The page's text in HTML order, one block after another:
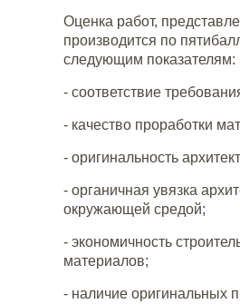
Оценка работ,
производится по
следующим показателям:
- соответствие
- качество проработки
- оригинальность
- органичная увязка
окружающей средой;
- экономичность
материалов;
- наличие оригинальных